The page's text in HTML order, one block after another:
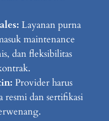
Layanan purna
maintenance
dan fleksibilitas
Provider harus
resmi dan sertifikasi